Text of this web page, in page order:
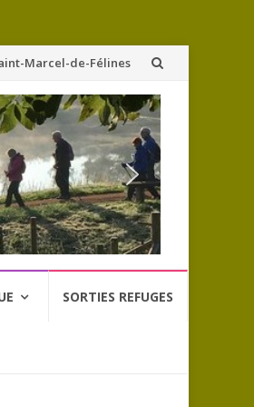
Marcel-de-Félines
SORTIES REFUGES